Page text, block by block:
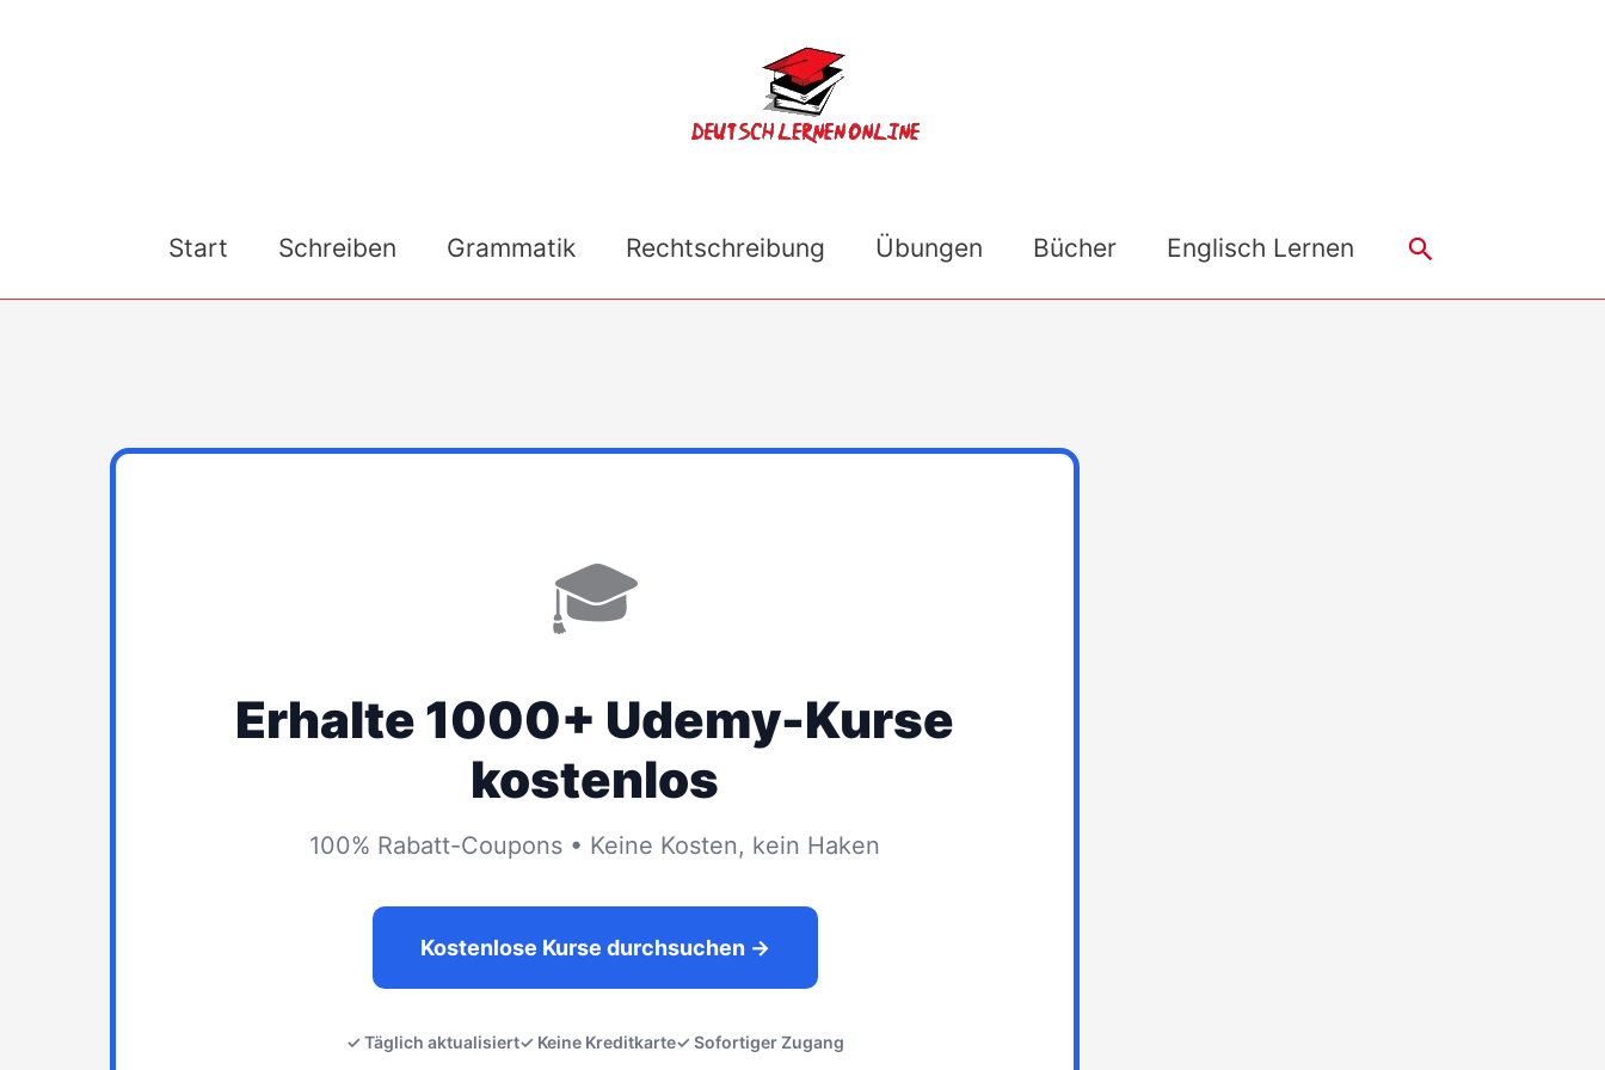
Start Schreiben Grammatik Rechtschreibung Übungen Bücher Englisch Lernen Search
🎓
Erhalte 1000+ Udemy-Kurse
kostenlos
100% Rabatt-Coupons • Keine Kosten, kein Haken
Kostenlose Kurse durchsuchen →
✓ Täglich aktualisiert✓ Keine Kreditkarte✓ Sofortiger Zugang